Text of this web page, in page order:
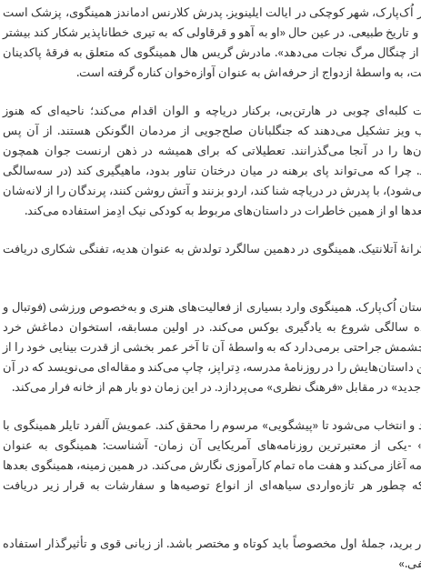
در اُک‌‌‌‌‌‌‌‌‌‌‌‌پارک، شهر کوچکی در ایالت ایلینویز. پدرش کلارنس‌ ادماندز همینگوی، پزشک است
تاریخ طبیعی. در عین حال «او به‌ آهو و قرقاولی که به تیری خطاناپذیر شکار کند بیشتر
از چنگال مرگ‌ نجات می‌دهد». مادرش گریس هال همینگوی که متعلق به فرقۀ پاکدینان
به واسطۀ ازدواج از حرفه‌اش به عنوان آوازه‌خوان کناره گرفته است.
ساخت کلبه‌ای چوبی در هارتن‌‌‌‌‌‌‌‌‌‌‌‌بی، برکنار دریاچه و الوان اقدام‌ می‌کند؛ ناحیه‌ای که هنوز
تشکیل می‌دهند که جنگلبانان‌ صلح‌جویی از مردمان الگونکن هستند. از آن پس
را در آنجا می‌گذرانند. تعطیلاتی که برای همیشه در ذهن ارنست جوان همچون
که می‌تواند پای برهنه در میان درختان تناور بدود، ماهیگیری کند (در سه‌‌‌‌‌‌‌‌‌‌‌‌سالگی
با پدرش در دریاچه شنا کند، اردو بزنند و آتش روشن کنند، پرندگان را از لانه‌شان
او از همین خاطرات در داستان‌‌‌‌‌‌‌‌‌‌‌‌های مربوط به کودکی‌ نیک ادِمز استفاده می‌کند.
کرانۀ آتلانتیک. همینگوی در دهمین سالگرد تولدش به عنوان‌ هدیه، تفنگی شکاری دریافت
در دبیرستان اُک‌‌‌‌‌‌‌‌‌‌‌‌پارک. همینگوی وارد بسیاری از فعالیت‌های هنری و به‌‌‌‌‌‌‌‌‌‌‌‌خصوص ورزشی (فوتبال و
سالگی شروع به یادگیری بوکس‌ می‌کند. در اولین مسابقه، استخوان دماغش خرد
جراحتی‌ برمی‌دارد که به واسطۀ آن تا آخر عمر بخشی از قدرت بینایی خود را از
داستان‌‌‌‌‌‌‌‌‌‌‌‌هایش را در روزنامۀ مدرسه، دِتراپز، چاپ می‌کند و مقاله‌ای می‌نویسد که در آن
در مقابل «فرهنگ نظری» می‌پردازد. در این زمان دو بار هم از خانه فرار می‌کند.
و انتخاب می‌شود تا «پیشگویی» مرسوم را محقق کند. عمویش‌ آلفرد تایلر همینگوی با
از معتبرترین روزنامه‌های آمریکایی آن‌ زمان- آشناست: همینگوی به عنوان
آغاز می‌کند و هفت ماه تمام‌ کارآموزی نگارش می‌کند. در همین زمینه، همینگوی بعدها
هر تازه‌واردی سیاهه‌ای از انواع توصیه‌ها و سفارشات به قرار زیر دریافت
جملۀ اول مخصوصاً باید کوتاه و مختصر باشد. از زبانی قوی و تأثیرگذار استفاده